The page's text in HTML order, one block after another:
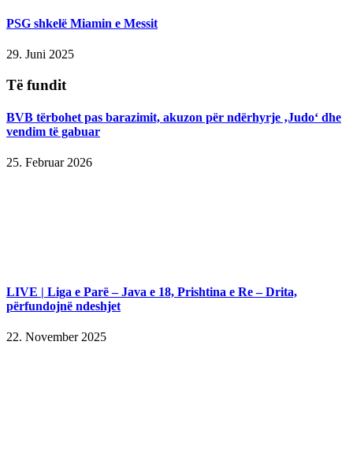
PSG shkelë Miamin e Messit
29. Juni 2025
Të fundit
BVB tërbohet pas barazimit, akuzon për ndërhyrje ‚Judo‘ dhe
vendim të gabuar
25. Februar 2026
LIVE | Liga e Parë – Java e 18, Prishtina e Re – Drita,
përfundojnë ndeshjet
22. November 2025